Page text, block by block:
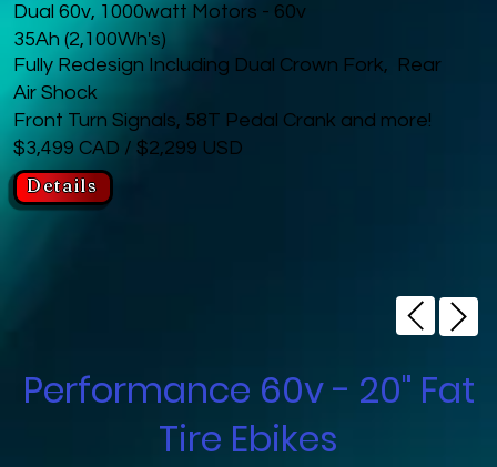
Dual 60v, 1000watt Motors - 60v
35Ah (2,100Wh's)
Fully Redesign Including Dual Crown Fork, Rear
Air Shock
Front Turn Signals, 58T Pedal Crank and more!
$3,499 CAD / $2,299 USD
Details
Performance 60v - 20" Fat
Tire Ebikes